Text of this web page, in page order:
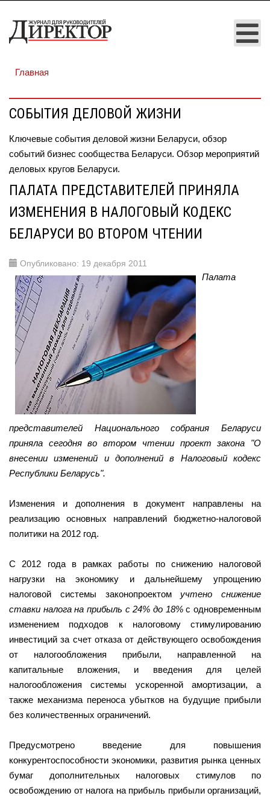
Главная
СОБЫТИЯ ДЕЛОВОЙ ЖИЗНИ
Ключевые события деловой жизни Беларуси, обзор
событий бизнес сообщества Беларуси. Обзор мероприятий
деловых кругов Беларуси.
ПАЛАТА ПРЕДСТАВИТЕЛЕЙ ПРИНЯЛА
ИЗМЕНЕНИЯ В НАЛОГОВЫЙ КОДЕКС
БЕЛАРУСИ ВО ВТОРОМ ЧТЕНИИ
Опубликовано: 19 декабря 2011
Палата
представителей Национального собрания Беларуси
приняла сегодня во втором чтении проект закона "О
внесении изменений и дополнений в Налоговый кодекс
Республики Беларусь".
Изменения и дополнения в документ направлены на
реализацию основных направлений бюджетно-налоговой
политики на 2012 год.
С 2012 года в рамках работы по снижению налоговой
нагрузки на экономику и дальнейшему упрощению
налоговой системы законопроектом учтено снижение
ставки налога на прибыль с 24% до 18%с одновременным
изменением подходов к налоговому стимулированию
инвестиций за счет отказа от действующего освобождения
от налогообложения прибыли, направленной на
капитальные вложения, и введения для целей
налогообложения системы ускоренной амортизации, а
также механизма переноса убытков на будущие прибыли
без количественных ограничений.
Предусмотрено введение для повышения
конкурентоспособности экономики, развития рынка ценных
бумаг дополнительных налоговых стимулов по
освобождению от налога на прибыль прибыли организаций,